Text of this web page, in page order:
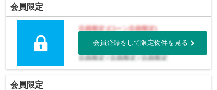
会員限定
会員登録をして限定物件を見る
会員限定